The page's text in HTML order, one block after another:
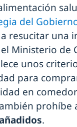
del
resucitar una
Ministerio de
unos
para
en
.